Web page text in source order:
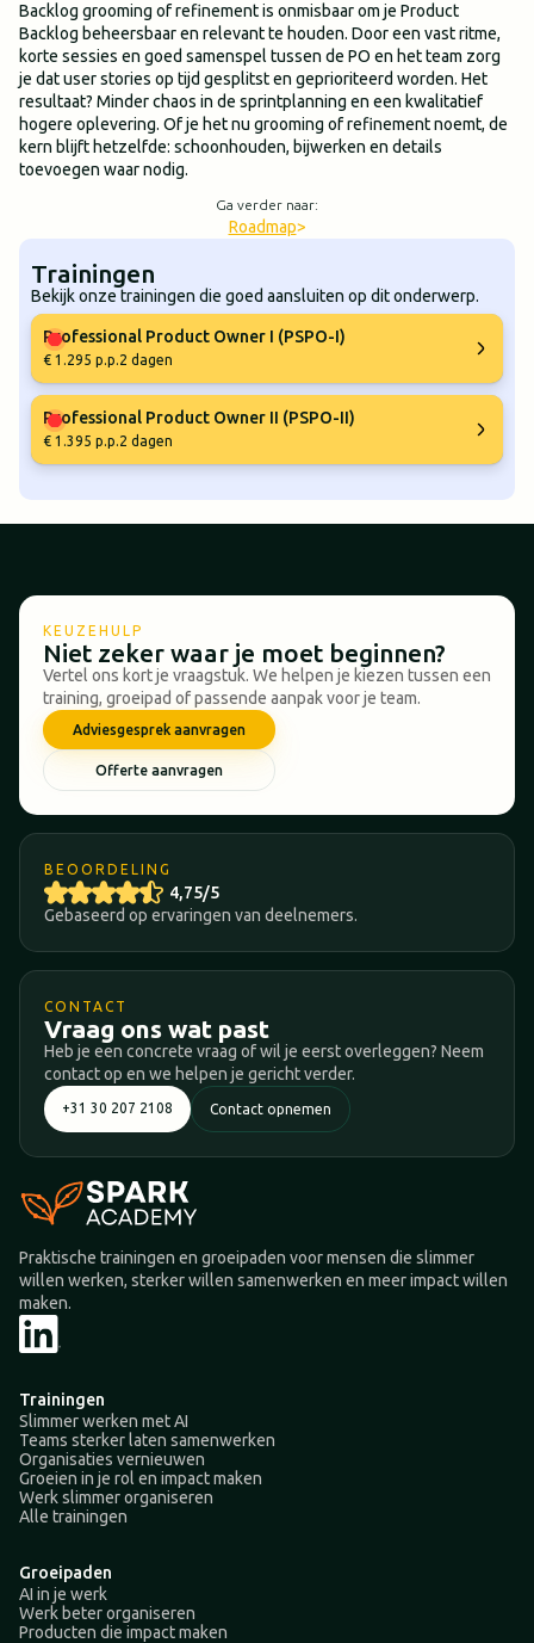
Backlog grooming of refinement is onmisbaar om je Product
Backlog beheersbaar en relevant te houden. Door een vast ritme,
korte sessies en goed samenspel tussen de PO en het team zorg
je dat user stories op tijd gesplitst en geprioriteerd worden. Het
resultaat? Minder chaos in de sprintplanning en een kwalitatief
hogere oplevering. Of je het nu grooming of refinement noemt, de
kern blijft hetzelfde: schoonhouden, bijwerken en details
toevoegen waar nodig.
Ga verder naar:
Roadmap>
Trainingen
Bekijk onze trainingen die goed aansluiten op dit onderwerp.
Professional Product Owner I (PSPO-I)
€ 1.295 p.p.2 dagen
Professional Product Owner II (PSPO-II)
€ 1.395 p.p.2 dagen
KEUZEHULP
Niet zeker waar je moet beginnen?
Vertel ons kort je vraagstuk. We helpen je kiezen tussen een
training, groeipad of passende aanpak voor je team.
Adviesgesprek aanvragen
Offerte aanvragen
BEOORDELING
4,75/5
Gebaseerd op ervaringen van deelnemers.
CONTACT
Vraag ons wat past
Heb je een concrete vraag of wil je eerst overleggen? Neem
contact op en we helpen je gericht verder.
+31 30 207 2108 Contact opnemen
Praktische trainingen en groeipaden voor mensen die slimmer
willen werken, sterker willen samenwerken en meer impact willen
maken.
Trainingen
Slimmer werken met AI
Teams sterker laten samenwerken
Organisaties vernieuwen
Groeien in je rol en impact maken
Werk slimmer organiseren
Alle trainingen
Groeipaden
AI in je werk
Werk beter organiseren
Producten die impact maken